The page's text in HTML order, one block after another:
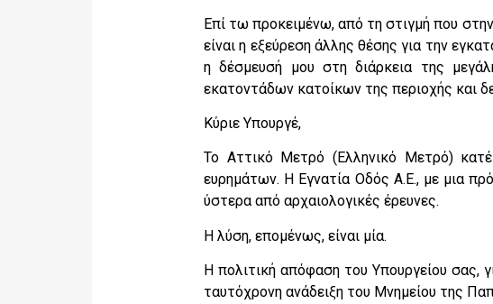
Επί τω προκειμένω, από τη στιγμή που
είναι η εξεύρεση άλλης θέσης για την
η δέσμευσή μου στη διάρκεια της
εκατοντάδων κατοίκων της περιοχής
Κύριε Υπουργέ,
Το Αττικό Μετρό (Ελληνικό Μετρό)
ευρημάτων. Η Εγνατία Οδός Α.Ε., με μια
ύστερα από αρχαιολογικές έρευνες.
Η λύση, επομένως, είναι μία.
Η πολιτική απόφαση του Υπουργείου σας,
ταυτόχρονη ανάδειξη του Μνημείου της